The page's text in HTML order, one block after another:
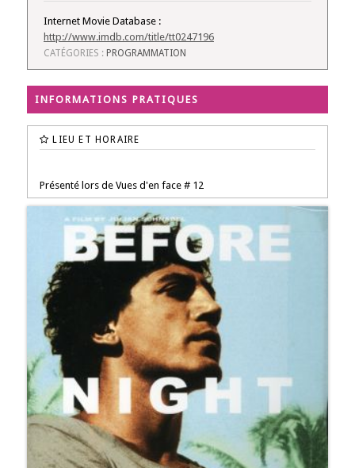
Internet Movie Database :
http://www.imdb.com/title/tt0247196
CATÉGORIES : PROGRAMMATION
INFORMATIONS PRATIQUES
LIEU ET HORAIRE
Présenté lors de Vues d'en face # 12